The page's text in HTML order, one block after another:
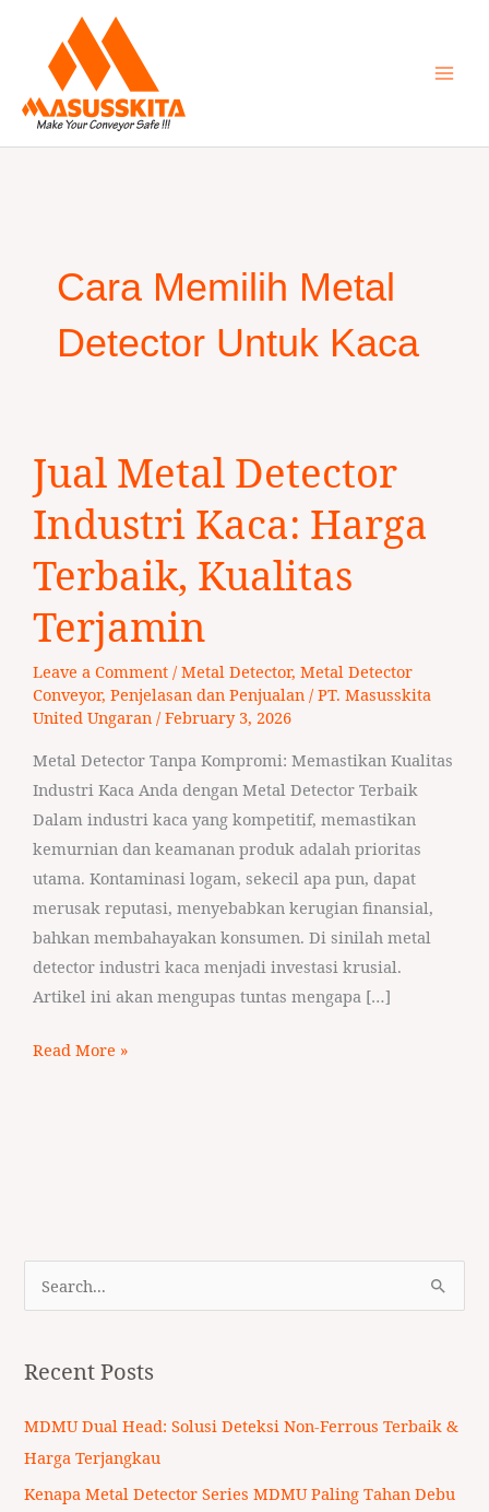
content
Cara Memilih Metal
Detector Untuk Kaca
Jual Metal Detector
Industri Kaca: Harga
Terbaik, Kualitas
Terjamin
Leave a Comment / Metal Detector, Metal Detector
Conveyor, Penjelasan dan Penjualan/ PT. Masusskita
United Ungaran / February 3, 2026
Metal Detector Tanpa Kompromi: Memastikan Kualitas
Industri Kaca Anda dengan Metal Detector Terbaik
Dalam industri kaca yang kompetitif, memastikan
kemurnian dan keamanan produk adalah prioritas
utama. Kontaminasi logam, sekecil apa pun, dapat
merusak reputasi, menyebabkan kerugian finansial,
bahkan membahayakan konsumen. Di sinilah metal
detector industri kaca menjadi investasi krusial.
Artikel ini akan mengupas tuntas mengapa […]
Metal
Detector
Industri
Harga
Terbaik,
Kualitas
Terjamin
Read More »
r
c
h
Recent Posts
MDMU Dual Head: Solusi Deteksi Non-Ferrous Terbaik &
Harga Terjangkau
Kenapa Metal Detector Series MDMU Paling Tahan Debu